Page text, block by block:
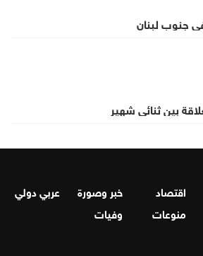
جنوب لبنان
بين ثنائي شهير
اقتصاد خبر وصورة
عربي دولي
منوعات وفيات